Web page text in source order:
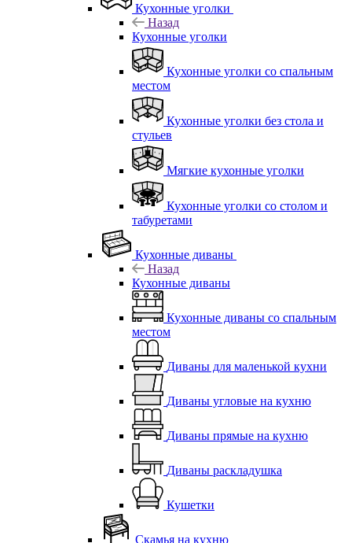
Кухонные уголки
Назад
Кухонные уголки
Кухонные уголки со спальным
местом
Кухонные уголки без стола и
стульев
Мягкие кухонные уголки
Кухонные уголки со столом и
табуретами
Кухонные диваны
Назад
Кухонные диваны
Кухонные диваны со спальным
местом
Диваны для маленькой кухни
Диваны угловые на кухню
Диваны прямые на кухню
Диваны раскладушка
Кушетки
Скамья на кухню